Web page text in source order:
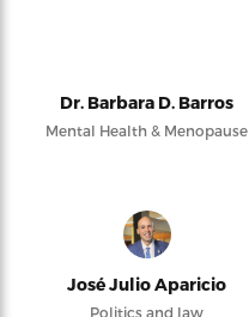
Dr. Barbara D. Barros
Mental Health & Menopause
José Julio Aparicio
Politics and law